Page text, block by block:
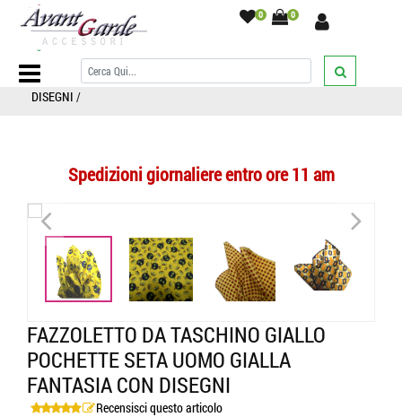
0 0
Home Page/POCHETTE UOMO/fantasia/FAZZOLETTO DA
TASCHINO GIALLO POCHETTE SETA UOMO GIALLA FANTASIA CON
DISEGNI /
Spedizioni giornaliere entro ore 11 am
< >
FAZZOLETTO DA TASCHINO GIALLO
POCHETTE SETA UOMO GIALLA
FANTASIA CON DISEGNI
Recensisci questo articolo